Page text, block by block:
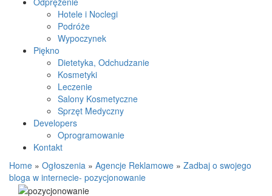
Hotele i Noclegi
Podróże
Wypoczynek
Piękno
Dietetyka, Odchudzanie
Kosmetyki
Leczenie
Salony Kosmetyczne
Sprzęt Medyczny
Developers
Oprogramowanie
Kontakt
Home » Ogłoszenia » Agencje Reklamowe » Zadbaj o swojego
bloga w internecie- pozycjonowanie